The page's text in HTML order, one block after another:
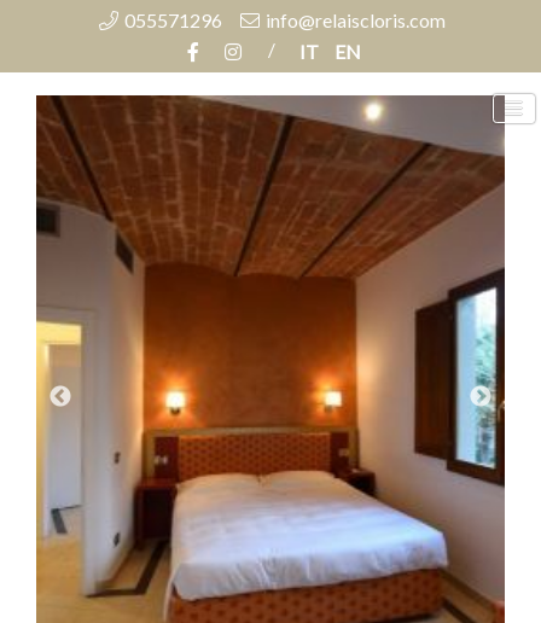
055571296 info@relaiscloris.com
/ IT EN